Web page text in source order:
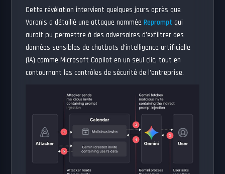
Cette révélation intervient quelques jours après que
Varonis a détaillé une attaque nomméeReprompt qui
aurait pu permettre à des adversaires d’exfiltrer des
données sensibles de chatbots d’intelligence artificielle
(IA) comme Microsoft Copilot en un seul clic, tout en
contournant les contrôles de sécurité de l’entreprise.